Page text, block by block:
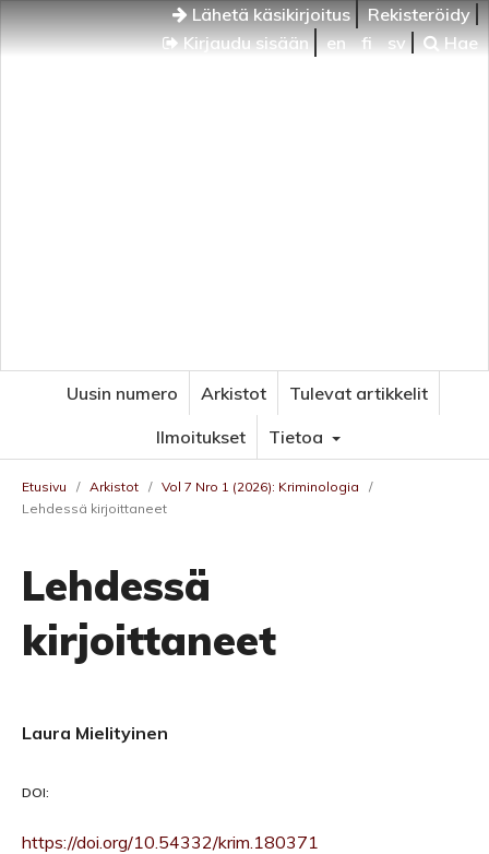
Lähetä käsikirjoitus
Rekisteröidy
Kirjaudu sisään
en fi sv Hae
Uusin numero Arkistot
Tulevat artikkelit
Ilmoitukset
Tietoa
Etusivu / Arkistot / Vol 7 Nro 1 (2026): Kriminologia
/
Lehdessä kirjoittaneet
Lehdessä
kirjoittaneet
Laura Mielityinen
DOI:
https://doi.org/10.54332/krim.180371